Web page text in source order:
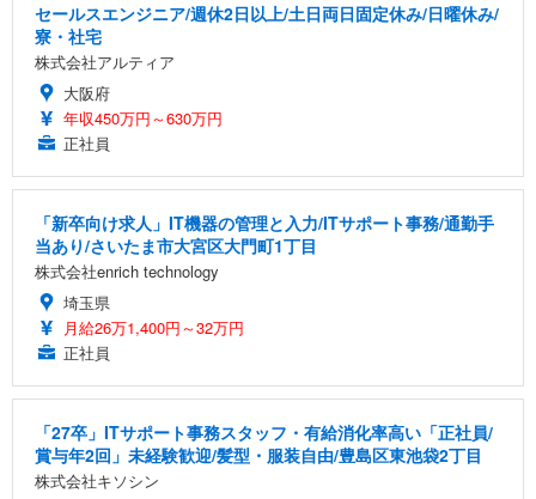
セールスエンジニア/週休2日以上/土日両日固定休み/日曜休み/
寮・社宅
株式会社アルティア
大阪府
年収450万円～630万円
正社員
「新卒向け求人」IT機器の管理と入力/ITサポート事務/通勤手
当あり/さいたま市大宮区大門町1丁目
株式会社enrich technology
埼玉県
月給26万1,400円～32万円
正社員
「27卒」ITサポート事務スタッフ・有給消化率高い「正社員/
賞与年2回」未経験歓迎/髪型・服装自由/豊島区東池袋2丁目
株式会社キソシン